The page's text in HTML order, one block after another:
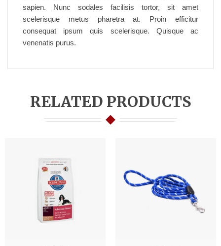
sapien. Nunc sodales facilisis tortor, sit amet
scelerisque metus pharetra at. Proin efficitur
consequat ipsum quis scelerisque. Quisque ac
venenatis purus.
RELATED PRODUCTS